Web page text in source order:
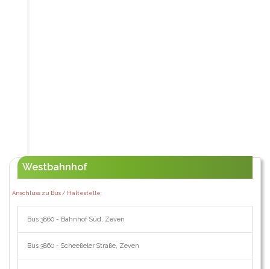
Westbahnhof
Anschluss zu Bus / Haltestelle:
Bus 3860 - Bahnhof Süd, Zeven
Bus 3860 - Scheeßeler Straße, Zeven